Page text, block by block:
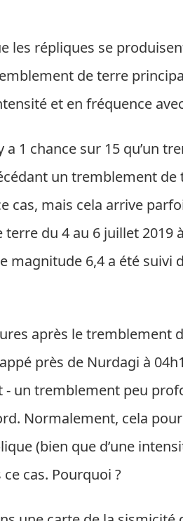
les répliques se
de terre
et en fréquence
y a 1 chance sur 15 qu’un
un tremblement de
cas, mais cela arrive
du 4 au 6 juillet 2019
magnitude 6,4 a été suivi
après le tremblement
près de Nurdagi à
- un tremblement peu
Normalement, cela
(bien que d’une
cas. Pourquoi ?